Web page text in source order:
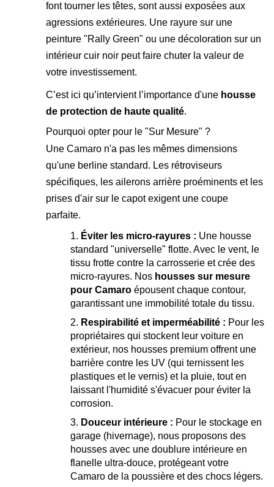
font tourner les têtes, sont aussi exposées aux
agressions extérieures. Une rayure sur une
peinture "Rally Green" ou une décoloration sur un
intérieur cuir noir peut faire chuter la valeur de
votre investissement.
C’est ici qu’intervient l’importance d'une housse
de protection de haute qualité.
Pourquoi opter pour le "Sur Mesure" ?
Une Camaro n'a pas les mêmes dimensions
qu'une berline standard. Les rétroviseurs
spécifiques, les ailerons arrière proéminents et les
prises d'air sur le capot exigent une coupe
parfaite.
Éviter les micro-rayures : Une housse
standard "universelle" flotte. Avec le vent, le
tissu frotte contre la carrosserie et crée des
micro-rayures. Nos housses sur mesure
pour Camaro épousent chaque contour,
garantissant une immobilité totale du tissu.
Respirabilité et imperméabilité : Pour les
propriétaires qui stockent leur voiture en
extérieur, nos housses premium offrent une
barrière contre les UV (qui ternissent les
plastiques et le vernis) et la pluie, tout en
laissant l'humidité s'évacuer pour éviter la
corrosion.
Douceur intérieure : Pour le stockage en
garage (hivernage), nous proposons des
housses avec une doublure intérieure en
flanelle ultra-douce, protégeant votre
Camaro de la poussière et des chocs légers.